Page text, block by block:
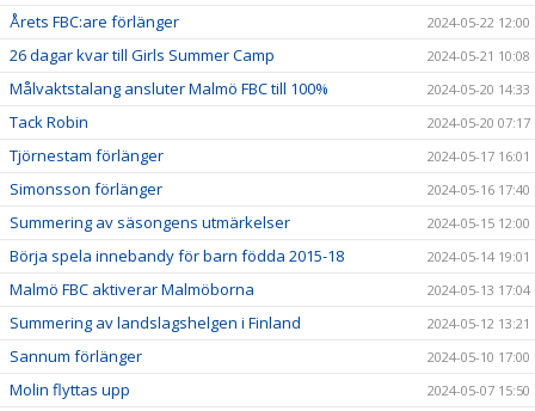
Årets FBC:are förlänger 2024-05-22 12:00
26 dagar kvar till Girls Summer Camp 2024-05-21 10:08
Målvaktstalang ansluter Malmö FBC till 100% 2024-05-20 14:33
Tack Robin 2024-05-20 07:17
Tjörnestam förlänger 2024-05-17 16:01
Simonsson förlänger 2024-05-16 17:40
Summering av säsongens utmärkelser 2024-05-15 12:00
Börja spela innebandy för barn födda 2015-18 2024-05-14 19:01
Malmö FBC aktiverar Malmöborna 2024-05-13 17:04
Summering av landslagshelgen i Finland 2024-05-12 13:21
Sannum förlänger 2024-05-10 17:00
Molin flyttas upp 2024-05-07 15:50